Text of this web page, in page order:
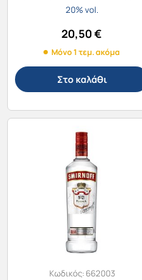
20% vol.
20,50€
Μόνο 1 τεμ. ακόμα
Στο καλάθι
Κωδικός:662003